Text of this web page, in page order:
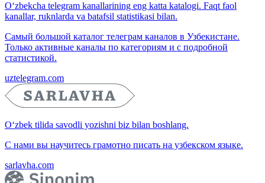
O‘zbekcha telegram kanallarining eng katta katalogi. Faqt faol
kanallar, ruknlarda va batafsil statistikasi bilan.
Самый большой каталог телеграм каналов в Узбекистане.
Только активные каналы по категориям и с подробной
статистикой.
uztelegram.com
O‘zbek tilida savodli yozishni biz bilan boshlang.
С нами вы научитесь грамотно писать на узбекском языке.
sarlavha.com